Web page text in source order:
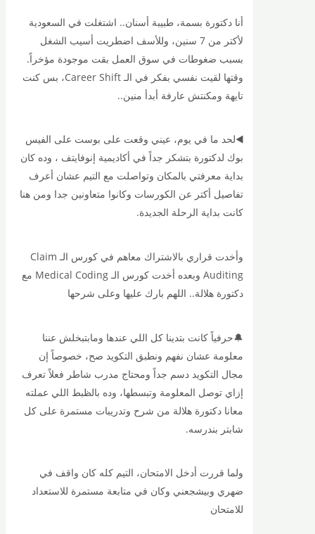
أنا دكتورة بسمة، طبيبة أسنان.. اشتغلت في السعودية
لأكتر من 7 سنين، وللأسف اضطريت أسيب الشغل
بسبب ضغوطات في سوق العمل بقت موجودة مؤخراً.
وقتها لقيت نفسي بفكر في الـ Career Shift، بس كنت
تايهة ومكنتش عارفة أبدأ منين..
◀️لحد ما في يوم، عيني وقعت على بوست على الفيس
بوك لدكتورة بتشكر جداً في أكاديمية إنوفايتف ، وده كان
بداية معرفتي بالمكان وتواصلت مع التيم عشان أعرف
تفاصيل أكتر عن الكورسات وكانوا متعاونين جدا ومن هنا
كانت بداية الرحلة الجديدة.
وأخدت قراري بالاشتراك معاهم في كورس الـ Claim
Auditing وبعده أخدت كورس الـ Medical Coding مع
دكتورة هلالة.. اللهم بارك عليها وعلى شرحها
🔔حرفياً كانت بتدينا كل اللي عندها ومابتبخلش عننا
معلومة عشان نفهم ونطبق التكويد صح، خصوصاً إن
مجال التكويد دسم جداً ومحتاج مدرب شاطر فعلاً تعرف
إزاي توصل المعلومة وتبسطها، وده بالظبط اللي عملته
معانا دكتورة هلالة من شرح وتدريبات مستمرة على كل
شابتر بندرسه.
ولما قررت أدخل الامتحان، التيم كله كان واقف في
ضهري وبيشجعني وكان في متابعة مستمرة للاستعداد
للامتحان